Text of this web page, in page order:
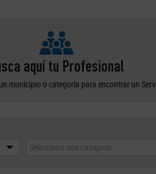
aquí tu Profesional
municipio o categoría para encontrar un
Selecciona una categoría